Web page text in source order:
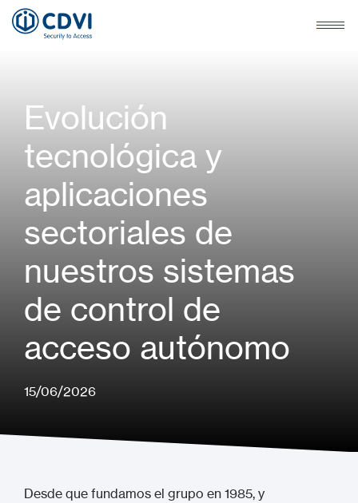
Evolución
tecnológica y
aplicaciones
sectoriales de
nuestros sistemas
de control de
acceso autónomo
15/06/2026
Desde que fundamos el grupo en 1985, y